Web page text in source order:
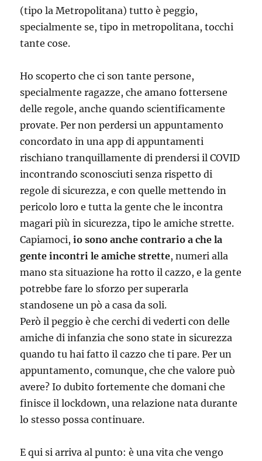
(tipo la Metropolitana) tutto è peggio,
specialmente se, tipo in metropolitana, tocchi
tante cose.
Ho scoperto che ci son tante persone,
specialmente ragazze, che amano fottersene
delle regole, anche quando scientificamente
provate. Per non perdersi un appuntamento
concordato in una app di appuntamenti
rischiano tranquillamente di prendersi il COVID
incontrando sconosciuti senza rispetto di
regole di sicurezza, e con quelle mettendo in
pericolo loro e tutta la gente che le incontra
magari più in sicurezza, tipo le amiche strette.
Capiamoci,io sono anche contrario a che la
gente incontri le amiche strette, numeri alla
mano sta situazione ha rotto il cazzo, e la gente
potrebbe fare lo sforzo per superarla
standosene un pò a casa da soli.
Però il peggio è che cerchi di vederti con delle
amiche di infanzia che sono state in sicurezza
quando tu hai fatto il cazzo che ti pare. Per un
appuntamento, comunque, che che valore può
avere? Io dubito fortemente che domani che
finisce il lockdown, una relazione nata durante
lo stesso possa continuare.
E qui si arriva al punto: è una vita che vengo